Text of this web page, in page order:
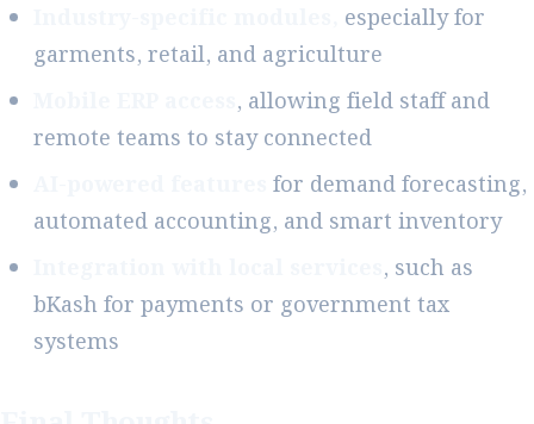
especially for
garments, retail, and agriculture
, allowing field staff and
remote teams to stay connected
for demand forecasting,
automated accounting, and smart inventory
, such as
bKash for payments or government tax
systems